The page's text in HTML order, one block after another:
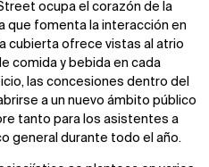
ocupa el corazón de la
que fomenta la interacción en
cubierta ofrece vistas al atrio
comida y bebida en cada
las concesiones dentro del
a un nuevo ámbito público
tanto para los asistentes a
general durante todo el año.